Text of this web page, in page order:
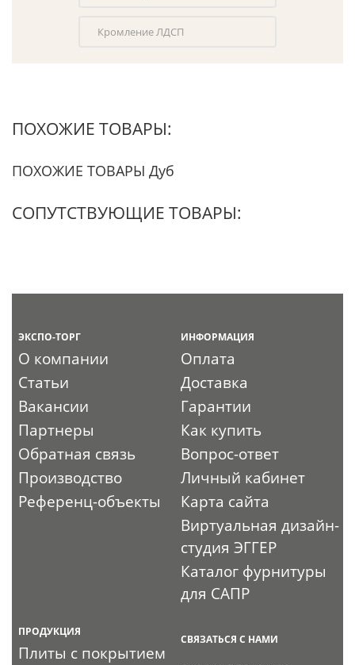
Кромление ЛДСП
ПОХОЖИЕ ТОВАРЫ:
ПОХОЖИЕ ТОВАРЫ Дуб
СОПУТСТВУЮЩИЕ ТОВАРЫ:
ЭКСПО-ТОРГ
О компании
Статьи
Вакансии
Партнеры
Обратная связь
Производство
Референц-объекты
ИНФОРМАЦИЯ
Оплата
Доставка
Гарантии
Как купить
Вопрос-ответ
Личный кабинет
Карта сайта
Виртуальная дизайн-
студия ЭГГЕР
Каталог фурнитуры
для САПР
ПРОДУКЦИЯ
Плиты с покрытием
СВЯЗАТЬСЯ С НАМИ